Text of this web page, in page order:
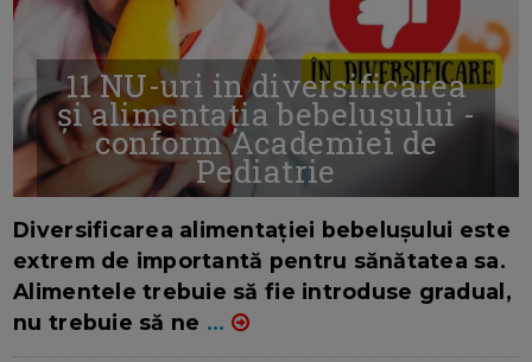
11 NU-uri in diversificarea
și alimentația bebelușului -
conform Academiei de
Pediatrie
Diversificarea alimentației bebelușului este
extrem de importantă pentru sănătatea sa.
Alimentele trebuie să fie introduse gradual,
nu trebuie să ne ...